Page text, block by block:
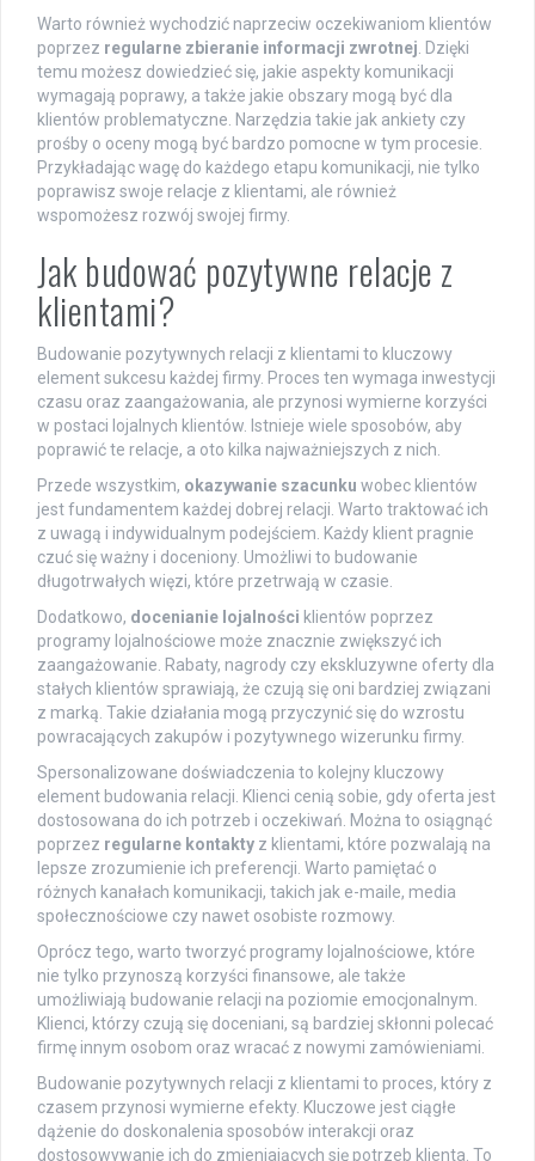
Warto również wychodzić naprzeciw oczekiwaniom klientów
poprzez regularne zbieranie informacji zwrotnej. Dzięki
temu możesz dowiedzieć się, jakie aspekty komunikacji
wymagają poprawy, a także jakie obszary mogą być dla
klientów problematyczne. Narzędzia takie jak ankiety czy
prośby o oceny mogą być bardzo pomocne w tym procesie.
Przykładając wagę do każdego etapu komunikacji, nie tylko
poprawisz swoje relacje z klientami, ale również
wspomożesz rozwój swojej firmy.
Jak budować pozytywne relacje z
klientami?
Budowanie pozytywnych relacji z klientami to kluczowy
element sukcesu każdej firmy. Proces ten wymaga inwestycji
czasu oraz zaangażowania, ale przynosi wymierne korzyści
w postaci lojalnych klientów. Istnieje wiele sposobów, aby
poprawić te relacje, a oto kilka najważniejszych z nich.
Przede wszystkim, okazywanie szacunku wobec klientów
jest fundamentem każdej dobrej relacji. Warto traktować ich
z uwagą i indywidualnym podejściem. Każdy klient pragnie
czuć się ważny i doceniony. Umożliwi to budowanie
długotrwałych więzi, które przetrwają w czasie.
Dodatkowo, docenianie lojalności klientów poprzez
programy lojalnościowe może znacznie zwiększyć ich
zaangażowanie. Rabaty, nagrody czy ekskluzywne oferty dla
stałych klientów sprawiają, że czują się oni bardziej związani
z marką. Takie działania mogą przyczynić się do wzrostu
powracających zakupów i pozytywnego wizerunku firmy.
Spersonalizowane doświadczenia to kolejny kluczowy
element budowania relacji. Klienci cenią sobie, gdy oferta jest
dostosowana do ich potrzeb i oczekiwań. Można to osiągnąć
poprzez regularne kontakty z klientami, które pozwalają na
lepsze zrozumienie ich preferencji. Warto pamiętać o
różnych kanałach komunikacji, takich jak e-maile, media
społecznościowe czy nawet osobiste rozmowy.
Oprócz tego, warto tworzyć programy lojalnościowe, które
nie tylko przynoszą korzyści finansowe, ale także
umożliwiają budowanie relacji na poziomie emocjonalnym.
Klienci, którzy czują się doceniani, są bardziej skłonni polecać
firmę innym osobom oraz wracać z nowymi zamówieniami.
Budowanie pozytywnych relacji z klientami to proces, który z
czasem przynosi wymierne efekty. Kluczowe jest ciągłe
dążenie do doskonalenia sposobów interakcji oraz
dostosowywanie ich do zmieniających się potrzeb klienta. To